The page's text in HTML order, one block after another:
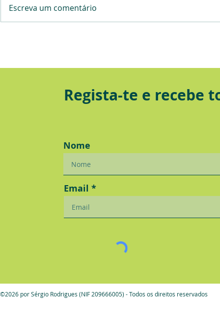
Queres investir e não
sabes em quê? Lê isto!
Escreva um comentário
Regista-te e recebe
Nome
Email
©2026 por Sérgio Rodrigues (NIF 209666005) - Todos os direitos reservados